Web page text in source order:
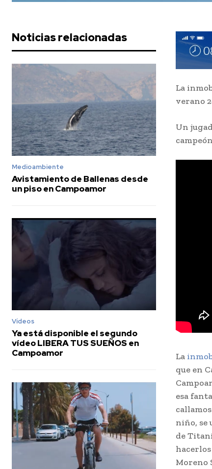
Noticias relacionadas
Medioambiente
Avistamiento de Ballenas desde
un piso en Campoamor
Vídeos
Ya está disponible el segundo
vídeo LIBERA TUS SUEÑOS en
Campoamor
La
verano
Un
La
que en
esa
niño, se
de
Moreno